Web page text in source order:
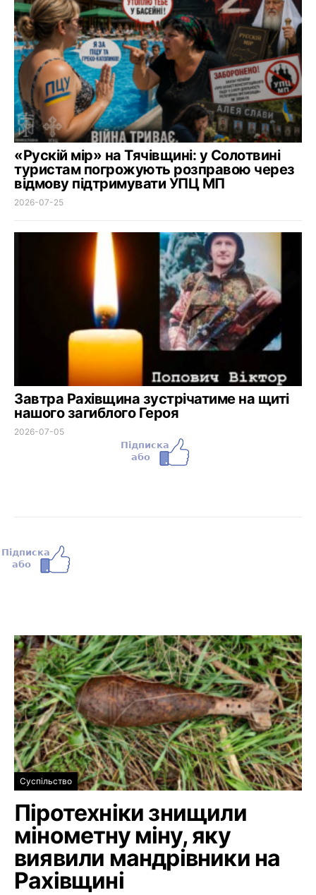
«Рускій мір» на Тячівщині: у Солотвині
туристам погрожують розправою через
відмову підтримувати УПЦ МП
2026-07-25
Завтра Рахівщина зустрічатиме на щиті
нашого загиблого Героя
2026-07-05
Суспільство
Піротехніки знищили
мінометну міну, яку
виявили мандрівники на
Рахівщині